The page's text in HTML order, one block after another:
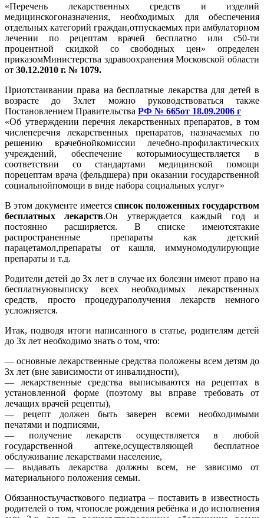
«Перечень лекарственных средств и изделий
медицинскогоназначения, необходимых для обеспечения
отдельных категорий граждан,отпускаемых при амбулаторном
лечении по рецептам врачей бесплатно или с50-ти
процентной скидкой со свободных цен» определен
приказомМинистерства здравоохранения Московской области
от 30.12.2010 г. № 1079.
Приотстаивании права на бесплатные лекарства для детей в
возрасте до 3хлет можно руководствоваться также
Постановлением Правительства РФ № 665от 18.09.2006 г
«Об утверждении перечня лекарственных препаратов, в том
числеперечня лекарственных препаратов, назначаемых по
решению врачебнойкомиссии лечебно-профилактических
учреждений, обеспечение которымиосуществляется в
соответствии со стандартами медицинской помощи
порецептам врача (фельдшера) при оказании государственной
социальнойпомощи в виде набора социальных услуг»
В этом документе имеется список положенных государством
бесплатных лекарств.Он утверждается каждый год и
постоянно расширяется. В списке имеютсятакие
распространенные препараты как детский
парацетамол,препараты от кашля, иммуномодулирующие
препараты и т.д.
Родители детей до 3х лет в случае их болезни имеют право на
бесплатнуювыписку всех необходимых лекарственных
средств, просто процедураполучения лекарств немного
усложняется.
Итак, подводя итоги написанного в статье, родителям детей
до 3х лет необходимо знать о том, что:
— основные лекарственные средства положены всем детям до
3х лет (вне зависимости от инвалидности),
— лекарственные средства выписываются на рецептах в
установленной форме (поэтому вы вправе требовать от
лечащих врачей рецепты),
— рецепт должен быть заверен всеми необходимыми
печатями и подписями,
— получение лекарств осуществляется в любой
государственной аптеке,осуществляющей бесплатное
обслуживание лекарствами население,
— выдавать лекарства должны всем, не зависимо от
материального положения семьи.
Обязанностьучасткового педиатра – поставить в известность
родителей о том, чтопосле рождения ребёнка и до исполнения